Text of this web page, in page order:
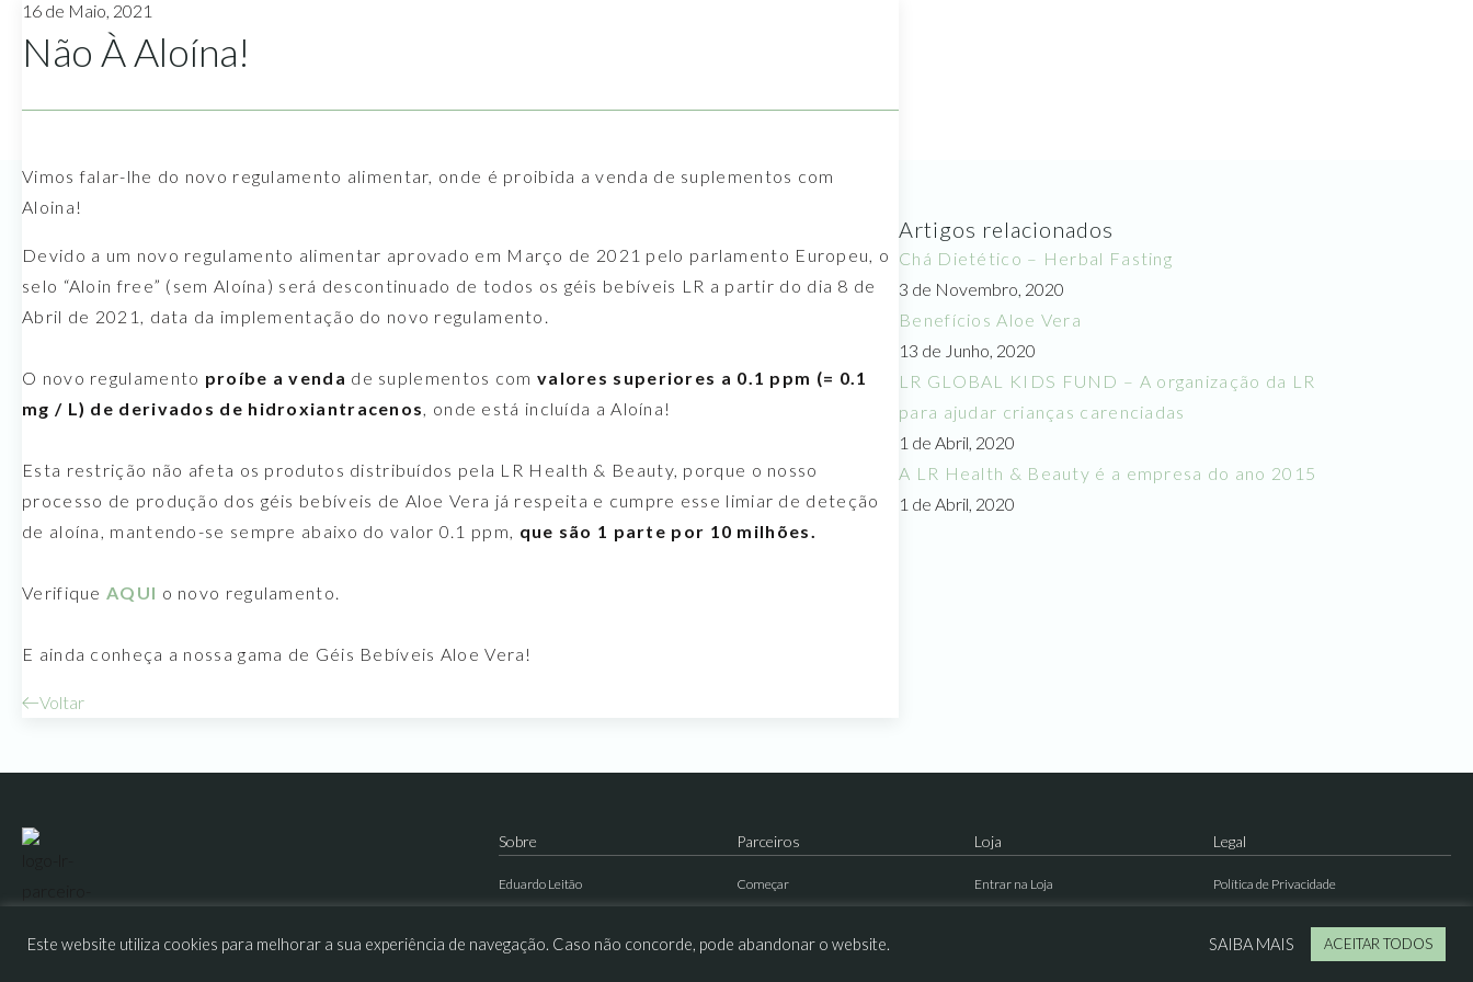
16 de Maio, 2021
Não À Aloína!
Vimos falar-lhe do novo regulamento alimentar, onde é proibida a venda de suplementos com
Aloina!
Devido a um novo regulamento alimentar aprovado em Março de 2021 pelo parlamento Europeu, o
selo “Aloin free” (sem Aloína) será descontinuado de todos os géis bebíveis LR a partir do dia 8 de
Abril de 2021, data da implementação do novo regulamento.
O novo regulamento proíbe a venda de suplementos com valores superiores a 0.1 ppm (= 0.1
mg / L) de derivados de hidroxiantracenos
, onde está incluída a Aloína!
Esta restrição não afeta os produtos distribuídos pela LR Health & Beauty, porque o nosso
processo de produção dos géis bebíveis de Aloe Vera já respeita e cumpre esse limiar de deteção
de aloína, mantendo-se sempre abaixo do valor 0.1 ppm, que são 1 parte por 10 milhões.
Verifique AQUI o novo regulamento.
E ainda conheça a nossa gama de Géis Bebíveis Aloe Vera!
Voltar
Artigos relacionados
Chá Dietético – Herbal Fasting
3 de Novembro, 2020
Benefícios Aloe Vera
13 de Junho, 2020
LR GLOBAL KIDS FUND – A organização da LR
para ajudar crianças carenciadas
1 de Abril, 2020
A LR Health & Beauty é a empresa do ano 2015
1 de Abril, 2020
Manual de Sonhos Unipessoal, Lda
Sobre
Eduardo Leitão
Parceiros
Começar
Loja
Entrar na Loja
Legal
Política de Privacidade
Livro de Reclamações
Este website utiliza cookies para melhorar a sua experiência de navegação. Caso não concorde, pode abandonar o website. SAIBA MAIS ACEITAR TODOS